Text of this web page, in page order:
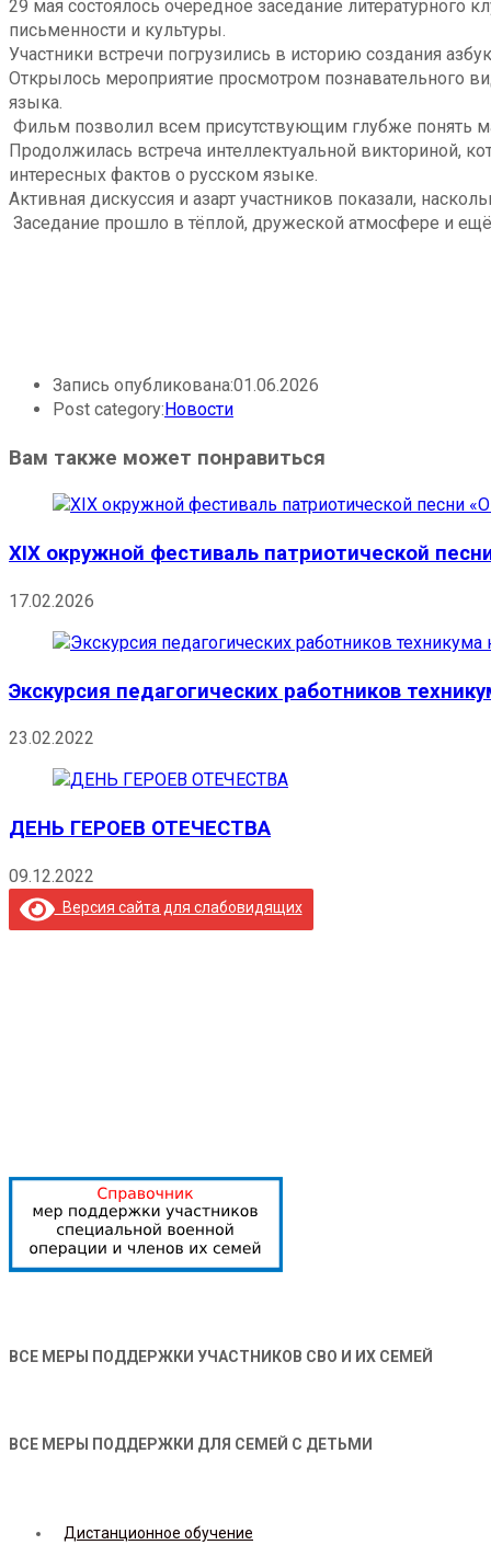
29 мая состоялось очередное заседание
письменности и культуры.
Участники встречи погрузились в историю создания
Открылось мероприятие просмотром познавательного
языка.
Фильм позволил всем присутствующим глубже
Продолжилась встреча интеллектуальной викториной,
интересных фактов о русском языке.
Активная дискуссия и азарт участников показали,
Заседание прошло в тёплой, дружеской атмосфере и
Запись опубликована:01.06.2026
Post category:Новости
Вам также может понравиться
XIX окружной фестиваль патриотической
17.02.2026
Экскурсия педагогических работников
23.02.2022
ДЕНЬ ГЕРОЕВ ОТЕЧЕСТВА
09.12.2022
Версия сайта для слабовидящих
ВСЕ МЕРЫ ПОДДЕРЖКИ УЧАСТНИКОВ СВО И ИХ СЕМЕЙ
ВСЕ МЕРЫ ПОДДЕРЖКИ ДЛЯ СЕМЕЙ С ДЕТЬМИ
Дистанционное обучение